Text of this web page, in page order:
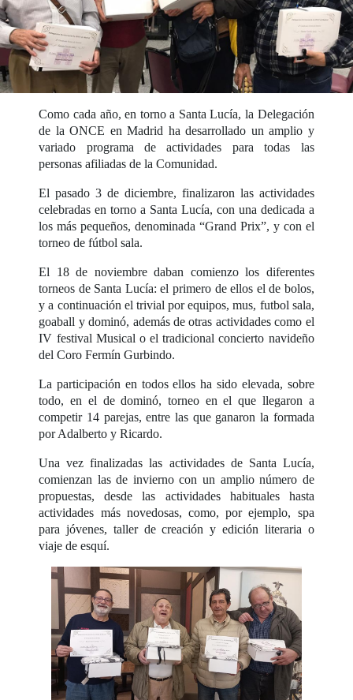
Como cada año, en torno a Santa Lucía, la Delegación
de la ONCE en Madrid ha desarrollado un amplio y
variado programa de actividades para todas las
personas afiliadas de la Comunidad.
El pasado 3 de diciembre, finalizaron las actividades
celebradas en torno a Santa Lucía, con una dedicada a
los más pequeños, denominada “Grand Prix”, y con el
torneo de fútbol sala.
El 18 de noviembre daban comienzo los diferentes
torneos de Santa Lucía: el primero de ellos el de bolos,
y a continuación el trivial por equipos, mus, futbol sala,
goaball y dominó, además de otras actividades como el
IV festival Musical o el tradicional concierto navideño
del Coro Fermín Gurbindo.
La participación en todos ellos ha sido elevada, sobre
todo, en el de dominó, torneo en el que llegaron a
competir 14 parejas, entre las que ganaron la formada
por Adalberto y Ricardo.
Una vez finalizadas las actividades de Santa Lucía,
comienzan las de invierno con un amplio número de
propuestas, desde las actividades habituales hasta
actividades más novedosas, como, por ejemplo, spa
para jóvenes, taller de creación y edición literaria o
viaje de esquí.